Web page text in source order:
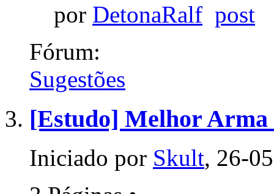
por DetonaRalf
Fórum:
Sugestões
[Estudo] Melhor
Iniciado por Skult, 26-